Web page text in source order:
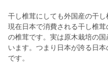
干し椎茸にしても外国産の干し
現在日本で消費される干し椎
の椎茸です。実は原木栽培の
います。つまり日本が誇る日
です。